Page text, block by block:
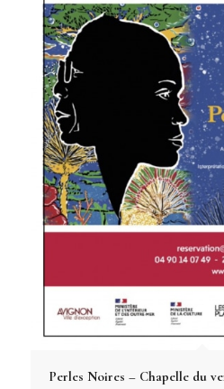
Perles Noires – Chapelle du